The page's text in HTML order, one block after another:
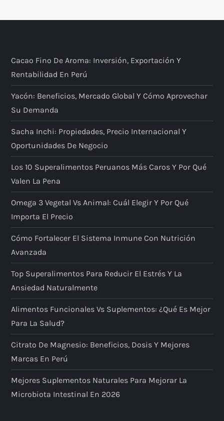
Cacao Fino De Aroma: Inversión, Exportación Y
Rentabilidad En Perú
Yacón: Beneficios, Mercado Global Y Cómo Aprovechar
Su Demanda
Sacha Inchi: Propiedades, Precio Internacional Y
Oportunidades De Negocio
Los 10 Superalimentos Peruanos Más Caros Y Por Qué
Valen La Pena
Omega 3 Vegetal Vs Animal: Cuál Elegir Y Por Qué
Importa El Precio
Cómo Fortalecer El Sistema Inmune Con Nutrición
Avanzada
Top Superalimentos Para Reducir El Estrés Y La
Ansiedad Naturalmente
Alimentos Funcionales Vs Suplementos: ¿qué Es Mejor
Para La Salud?
Citrato De Magnesio: Beneficios, Dosis Y Mejores
Marcas En Perú
Mejores Suplementos Naturales Para Mejorar La
Microbiota Intestinal En 2026